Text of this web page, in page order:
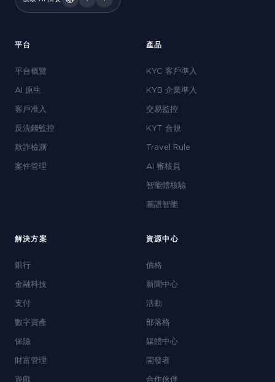
平台
平台概覽
AI 原生
客戶准入
反洗錢監控
欺詐檢測
案件管理
產品
KYC 客戶準入
KYB 企業準入
交易監控
KYT 合規
Travel Rule
AI 審核員
智能體核驗
圖譜智能
解決方案
銀行
金融科技
支付
數字資產
保險
財富管理
遊戲
資源中心
價格
新聞中心
活動
部落格
媒體中心
開發者
合作伙伴